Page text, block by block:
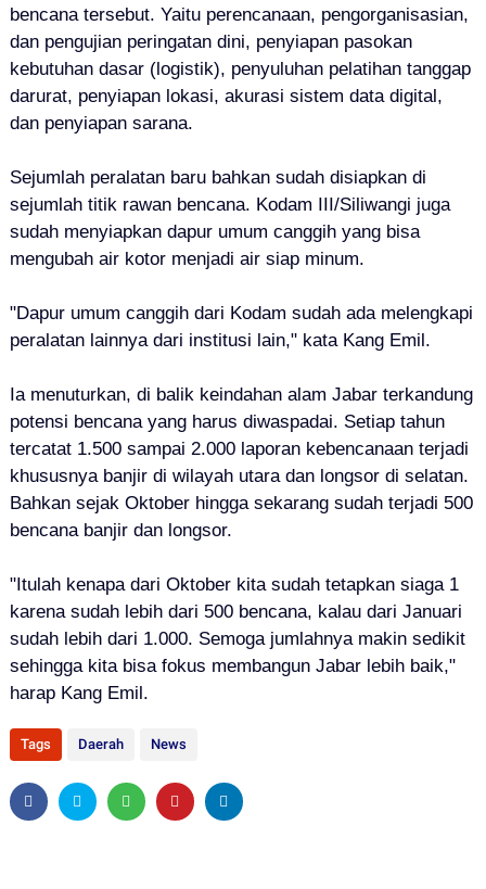
bencana tersebut. Yaitu perencanaan, pengorganisasian,
dan pengujian peringatan dini, penyiapan pasokan
kebutuhan dasar (logistik), penyuluhan pelatihan tanggap
darurat, penyiapan lokasi, akurasi sistem data digital,
dan penyiapan sarana.
Sejumlah peralatan baru bahkan sudah disiapkan di
sejumlah titik rawan bencana. Kodam III/Siliwangi juga
sudah menyiapkan dapur umum canggih yang bisa
mengubah air kotor menjadi air siap minum.
"Dapur umum canggih dari Kodam sudah ada melengkapi
peralatan lainnya dari institusi lain," kata Kang Emil.
Ia menuturkan, di balik keindahan alam Jabar terkandung
potensi bencana yang harus diwaspadai. Setiap tahun
tercatat 1.500 sampai 2.000 laporan kebencanaan terjadi
khususnya banjir di wilayah utara dan longsor di selatan.
Bahkan sejak Oktober hingga sekarang sudah terjadi 500
bencana banjir dan longsor.
"Itulah kenapa dari Oktober kita sudah tetapkan siaga 1
karena sudah lebih dari 500 bencana, kalau dari Januari
sudah lebih dari 1.000. Semoga jumlahnya makin sedikit
sehingga kita bisa fokus membangun Jabar lebih baik,"
harap Kang Emil.
Tags Daerah News